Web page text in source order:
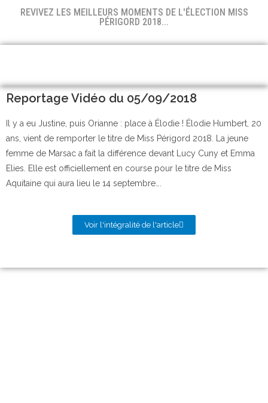
REVIVEZ LES MEILLEURS MOMENTS DE L'ÉLECTION MISS
PÉRIGORD 2018...
Reportage Vidéo du 05/09/2018
Il y a eu Justine, puis Orianne : place à Élodie ! Élodie Humbert, 20
ans, vient de remporter le titre de Miss Périgord 2018. La jeune
femme de Marsac a fait la différence devant Lucy Cuny et Emma
Elies. Elle est officiellement en course pour le titre de Miss
Aquitaine qui aura lieu le 14 septembre….
Voir l'intégralité de l'article